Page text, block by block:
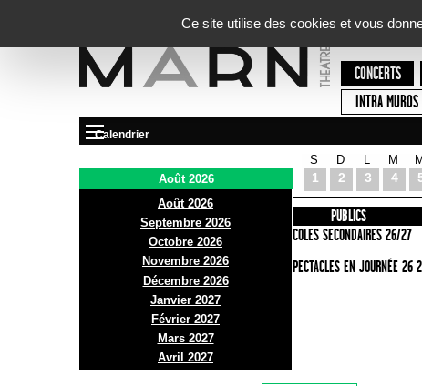
Ce site utilise des cookies et vous
CONCERTS
INTRA MUROS
Calendrier
Août 2026
Août 2026
Septembre 2026
Octobre 2026
Novembre 2026
Décembre 2026
Janvier 2027
Février 2027
Mars 2027
Avril 2027
S
1
D
2 3
M
4
M
PRÉSENTATION
INFOS PRATIQUES
ACCES
BAR ET BISTRO
BILLETTERIE
PUBLICS
ECOLES SECONDAIRES 26/27
SPECTACLES EN JOURNÉE 26